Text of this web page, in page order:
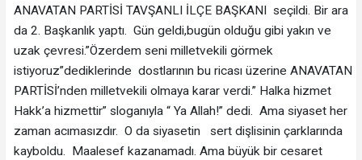
ANAVATAN PARTİSİ TAVŞANLI İLÇE BAŞKANI seçildi. Bir ara
da 2. Başkanlık yaptı. Gün geldi,bugün olduğu gibi yakın ve
uzak çevresi.”Özerdem seni milletvekili görmek
istiyoruz”dediklerinde dostlarının bu ricası üzerine ANAVATAN
PARTİSİ’nden milletvekili olmaya karar verdi.” Halka hizmet
Hakk’a hizmettir” sloganıyla “ Ya Allah!” dedi. Ama siyaset her
zaman acımasızdır. O da siyasetin sert dişlisinin çarklarında
kayboldu. Maalesef kazanamadı. Ama büyük bir cesaret